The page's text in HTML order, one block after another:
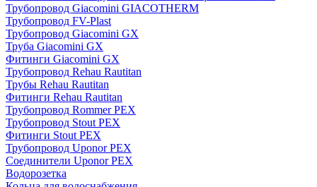
Трубопровод Giacomini GIACOTHERM
Трубопровод FV-Plast
Трубопровод Giacomini GX
Труба Giacomini GX
Фитинги Giacomini GX
Трубопровод Rehau Rautitan
Трубы Rehau Rautitan
Фитинги Rehau Rautitan
Трубопровод Rommer PEX
Трубопровод Stout PEX
Фитинги Stout PEX
Трубопровод Uponor PEX
Соединители Uponor PEX
Водорозетка